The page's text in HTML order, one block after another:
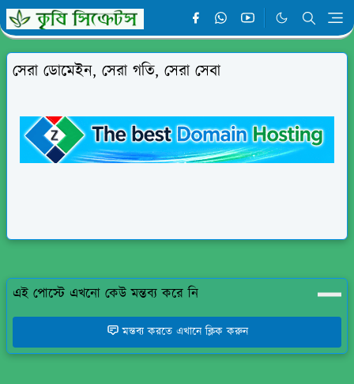
সেরা ডোমেইন, সেরা গতি, সেরা সেবা
এই পোস্টে এখনো কেউ মন্তব্য করে নি
মন্তব্য করতে এখানে ক্লিক করুন